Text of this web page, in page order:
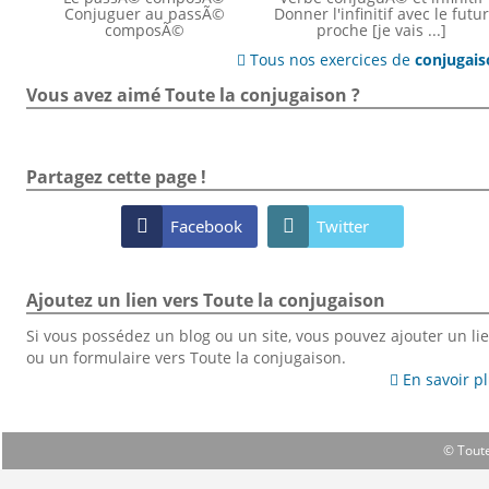
Conjuguer au passÃ©
composÃ©
Donner l'infinitif avec le futur
proche [je vais ...]
 Tous nos exercices de
Vous avez aimé Toute la conjugaison ?
Partagez cette page !
 Facebook  Twitter
Ajoutez un lien vers Toute la conjugaison
Si vous possédez un blog ou un site, vous pouvez ajouter un
ou un formulaire vers Toute la conjugaison.
 En savoir
©